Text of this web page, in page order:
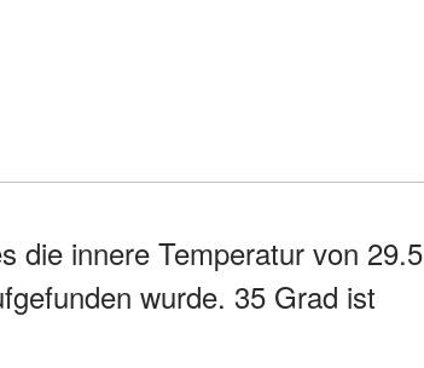
die innere Temperatur von 29.5
wurde. 35 Grad ist